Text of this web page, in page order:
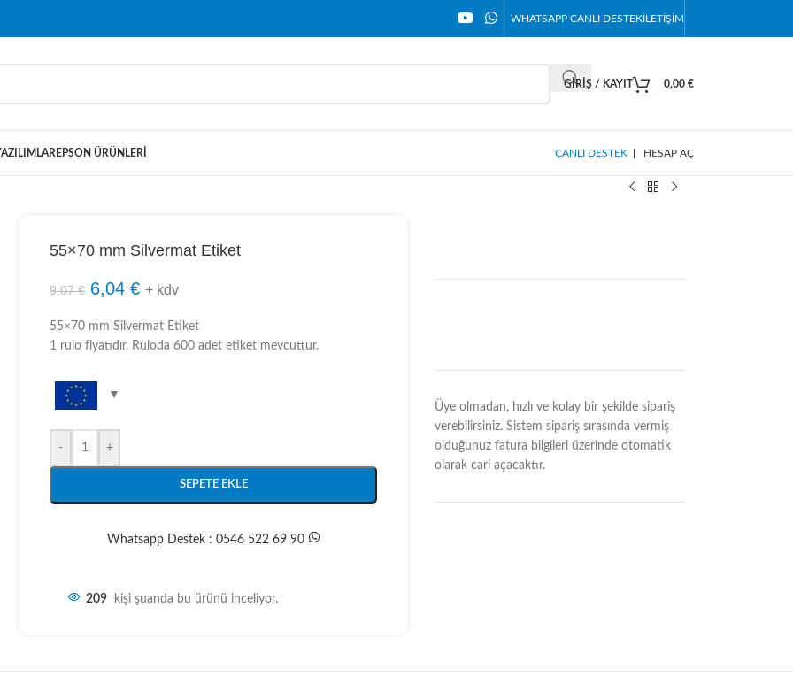
WHATSAPP CANLI DESTEKİLETIŞIM
GIRIŞ / KAYIT 0,00 €
EPSON ÜRÜNLERI CANLI DESTEK HESAP AÇ
55×70 mm Silvermat Etiket
9,07€ 6,04€ + kdv
55×70 mm Silvermat Etiket
1 rulo fiyatıdır. Ruloda 600 adet etiket mevcuttur.
- +
SEPETE EKLE
Whatsapp Destek : 0546 522 69 90
209 kişi şuanda bu ürünü inceliyor.
Üye olmadan, hızlı ve kolay bir şekilde sipariş
verebilirsiniz. Sistem sipariş sırasında vermiş
olduğunuz fatura bilgileri üzerinde otomatik
olarak cari açacaktır.